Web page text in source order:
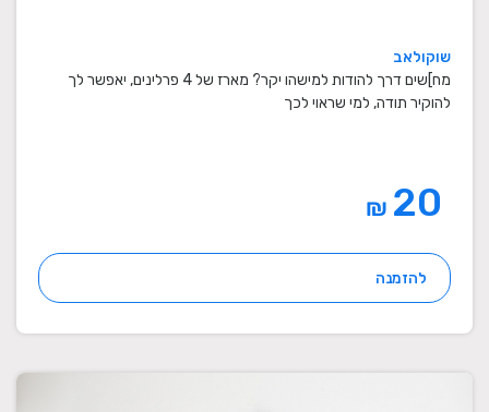
שוקולאב
מח]שים דרך להודות למישהו יקר? מארז של 4 פרלינים, יאפשר לך
להוקיר תודה, למי שראוי לכך
₪
להזמנה